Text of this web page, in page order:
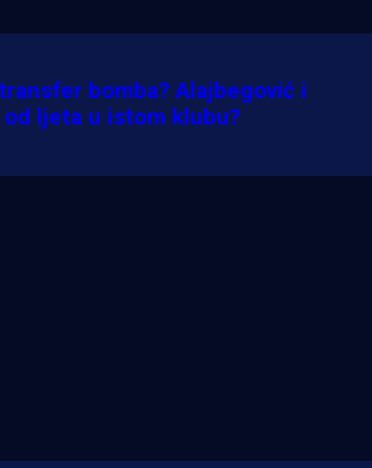
bomba? Alajbegović i
ljeta u istom klubu?